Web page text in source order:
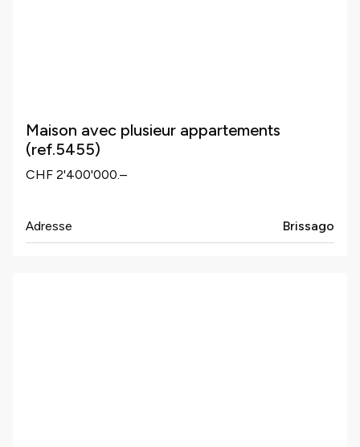
Maison avec plusieur appartements
(ref.5455)
CHF 2'400'000.–
Adresse Brissago